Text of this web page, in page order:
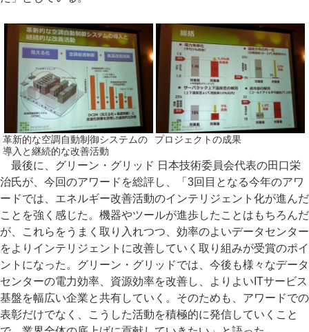
革新的な空調自動制御システムの
導入と継続的な改善活動
プロジェクトの成果
最後に、グリーン・グリッド 日本技術委員会代表の田口栄
治氏が、今回のアワードを総評し、「3回目となる今年のアワ
ードでは、エネルギー改善活動のインテリジェント化が進んだ
ことを強く感じた。機器やツールが進歩したことはもちろんだ
が、これらをうまく取り入れつつ、効率のよいデータセンター
をよりインテリジェントに改善していく取り組みが受賞のポイ
ントになった。グリーン・グリッドでは、今後も様々なデータ
センターの電力効率、資源効率を改善し、よりよいITサービス
基盤を幅広い企業と共有していく。そのためも、アワードでの
表彰だけでなく、こうした活動を積極的に発信していくこと